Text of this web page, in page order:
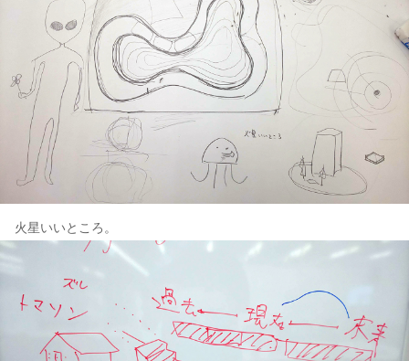
火星いいところ。